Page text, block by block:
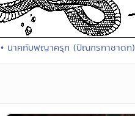
• นาคกับพญาครุฑ (ปัณฑรกาชาดก)